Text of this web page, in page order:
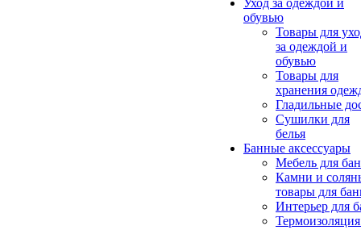
Уход за одеждой и
обувью
Товары для
за одеждой и
обувью
Товары для
хранения
Гладильные
Сушилки для
белья
Банные аксессуары
Мебель для
Камни и
товары для
Интерьер для